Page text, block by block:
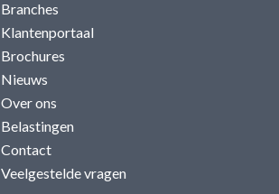
Branches
Klantenportaal
Brochures
Nieuws
Over ons
Belastingen
Contact
Veelgestelde vragen